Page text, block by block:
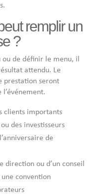
remplir un
?
de définir le menu, il
attendu. Le
prestation seront
clients importants
des investisseurs
de
direction ou d’un conseil
convention